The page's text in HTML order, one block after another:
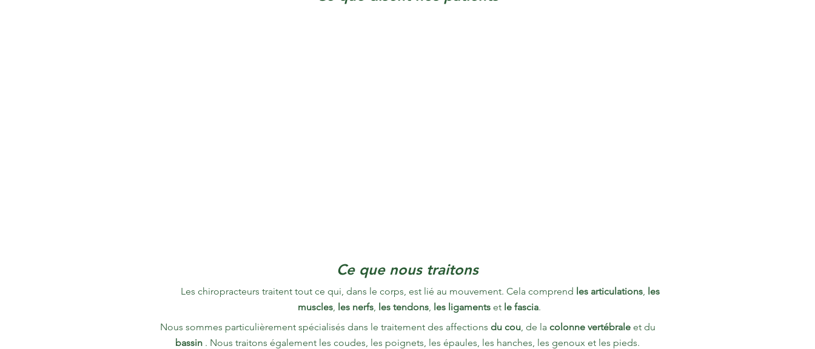
Ce que nous traitons
Les chiropracteurs traitent tout ce qui, dans le corps, est lié au mouvement. Cela comprend les articulations, les
muscles, les nerfs, les tendons, les ligamentset le fascia. ​
Nous sommes particulièrement spécialisés dans le traitement des affections du cou, de la colonne vertébraleet du
bassin . Nous traitons également les coudes, les poignets, les épaules, les hanches, les genoux et les pieds.